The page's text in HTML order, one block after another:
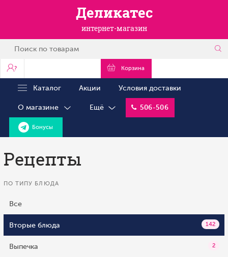
Деликатес
интернет-магазин
? Корзина
Каталог Акции Условия доставки
О магазине Ещё 506-506
Бонусы
Рецепты
ПО ТИПУ БЛЮДА
Все
Вторые блюда 142
Выпечка 2